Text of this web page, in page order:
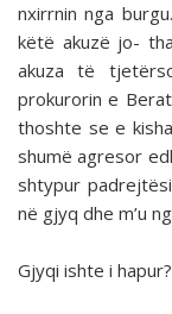
nxirrnin nga
këtë akuzë jo-
akuza të
prokurorin e
thoshte se e
shumë agresor
shtypur
në gjyq dhe m’u
Gjyqi ishte i hapur?